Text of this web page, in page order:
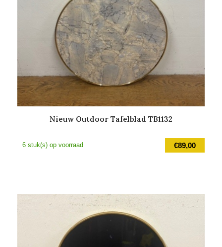
Nieuw Outdoor Tafelblad TB1132
€89,00
6 stuk(s) op voorraad